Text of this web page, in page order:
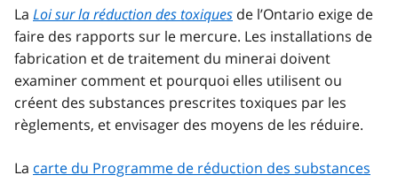
La Loi sur la réduction des toxiques de l’Ontario exige de
faire des rapports sur le mercure. Les installations de
fabrication et de traitement du minerai doivent
examiner comment et pourquoi elles utilisent ou
créent des substances prescrites toxiques par les
règlements, et envisager des moyens de les réduire.
La carte du Programme de réduction des substances